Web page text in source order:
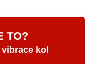
TO?
kol